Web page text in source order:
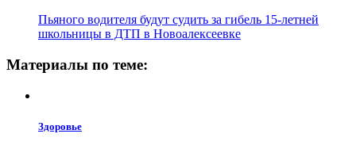
Пьяного водителя будут судить за гибель 15-летней
школьницы в ДТП в Новоалексеевке
Материалы по теме:
Здоровье